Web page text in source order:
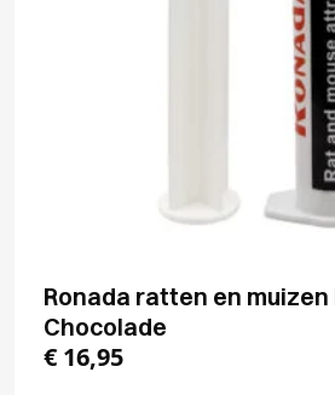
Ronada ratten en
Chocolade
€ 16,95